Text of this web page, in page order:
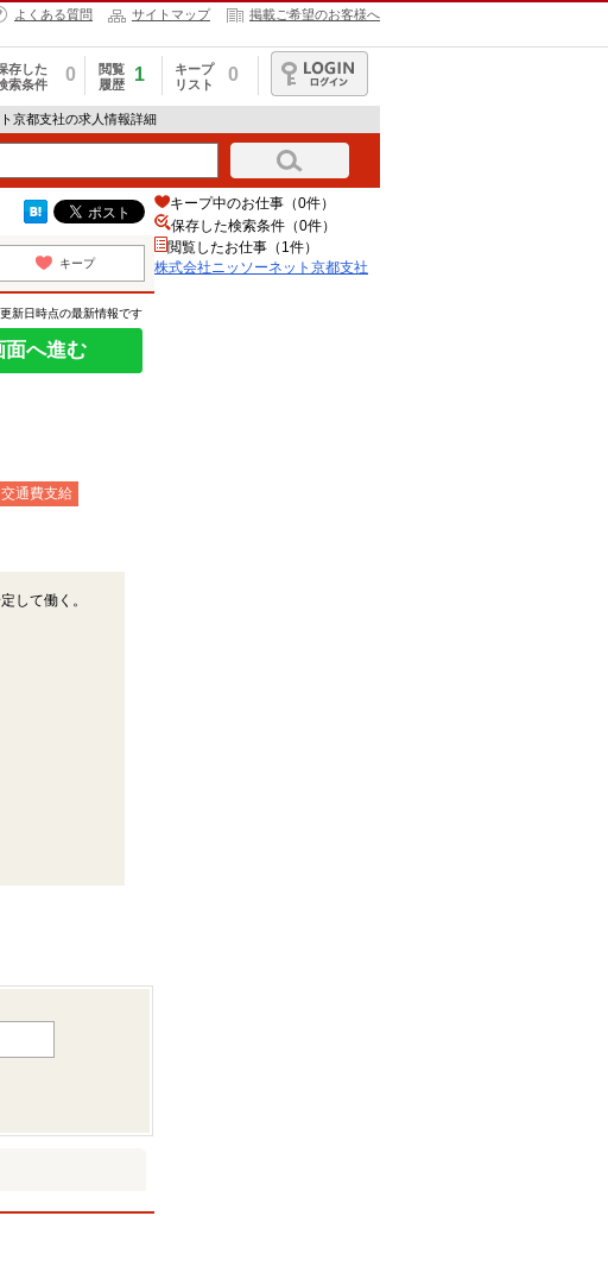
よくある質問 サイトマップ 掲載ご希望のお客様へ
存した
索条件
0
閲覧
履歴
1
キープ
リスト
0
ログイン
京都支社の求人情報詳細
キープ
新日時点の最新情報です
面へ進む
交通費支給
して働く。
キープ中のお仕事（0件）
保存した検索条件（0件）
閲覧したお仕事（1件）
株式会社ニッソーネット京都支社